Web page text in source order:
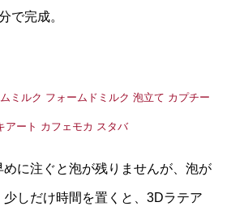
で完成。
に注ぐと泡が残りませんが、泡が
しだけ時間を置くと、3Dラテア